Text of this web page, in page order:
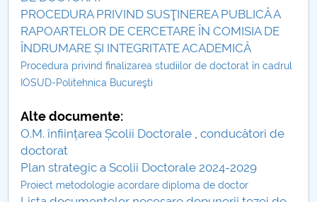
Centrul de Consiliere și Orientare în Carieră
Chestionar angajabilitate ALUMNI – UPB
CAR2026
MENIU CANTINA
News
Admission
PROCEDURA PRIVIND SUSŢINEREA PUBLICĂ A
RAPOARTELOR DE CERCETARE ÎN COMISIA DE
ÎNDRUMARE ȘI INTEGRITATE ACADEMICĂ
Procedura privind finalizarea studiilor de doctorat în cadrul
IOSUD-Politehnica Bucureşti
Alte documente:
O.M. înființarea Școlii Doctorale ,conducători de
doctorat
Plan strategic a Scolii Doctorale 2024-2029
Proiect metodologie acordare diploma de doctor